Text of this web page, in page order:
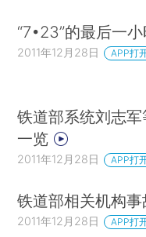
“7•23”的最后一
2011年12月28日 APP打
铁道部系统刘志
一览
2011年12月28日 APP打
铁道部相关机构
2011年12月28日 APP打